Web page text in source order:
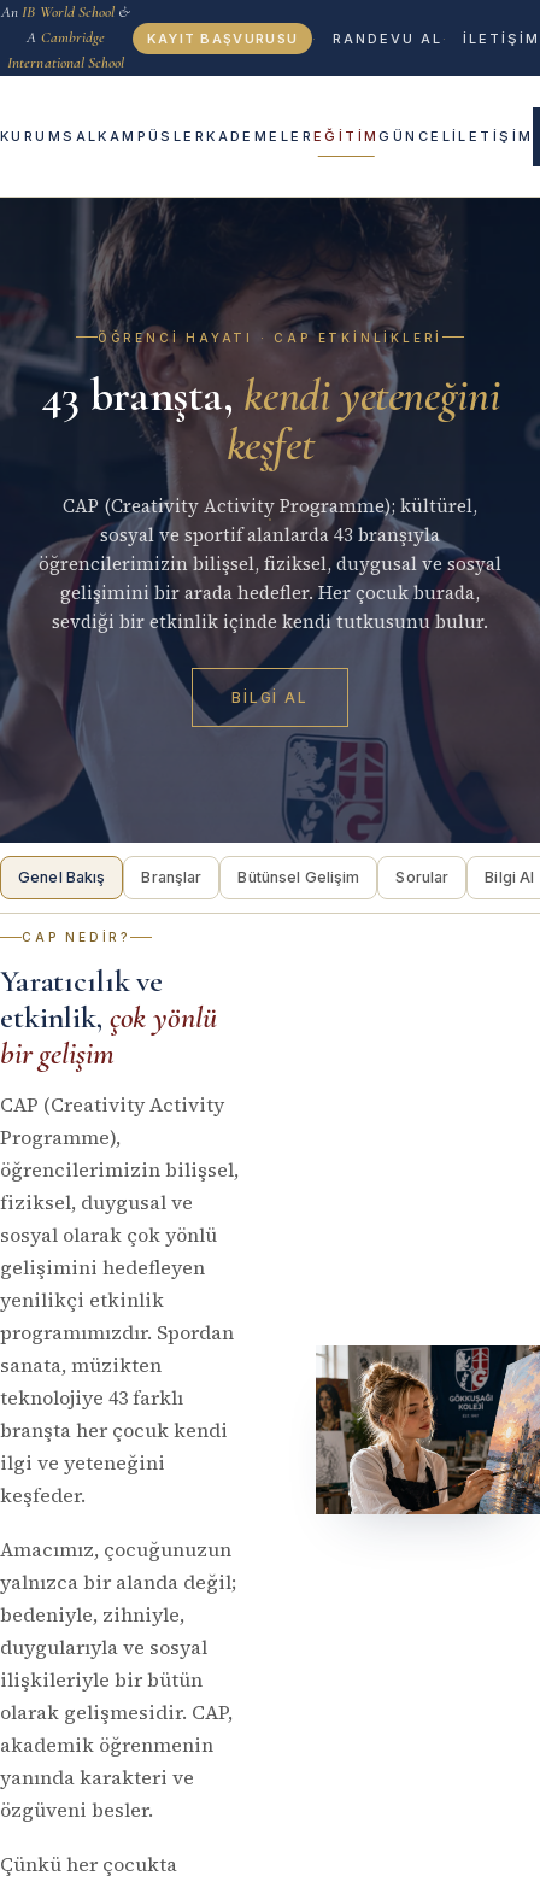
An IB World School &
A Cambridge
International School
KAYIT BAŞVURUSU RANDEVU AL İLETİŞİM
KURUMSALKAMPÜSLERKADEMELER EĞİTİMGÜNCELİLETİŞİM
ÖĞRENCI HAYATI · CAP ETKINLIKLERI
43 branşta, kendi yeteneğini
keşfet
CAP (Creativity Activity Programme); kültürel,
sosyal ve sportif alanlarda 43 branşıyla
öğrencilerimizin bilişsel, fiziksel, duygusal ve sosyal
gelişimini bir arada hedefler. Her çocuk burada,
sevdiği bir etkinlik içinde kendi tutkusunu bulur.
BILGI AL
Genel Bakış Branşlar Bütünsel Gelişim Sorular Bilgi Al
CAP NEDIR?
Yaratıcılık ve
etkinlik, çok yönlü
bir gelişim
CAP (Creativity Activity
Programme),
öğrencilerimizin bilişsel,
fiziksel, duygusal ve
sosyal olarak çok yönlü
gelişimini hedefleyen
yenilikçi etkinlik
programımızdır. Spordan
sanata, müzikten
teknolojiye 43 farklı
branşta her çocuk kendi
ilgi ve yeteneğini
keşfeder.
Amacımız, çocuğunuzun
yalnızca bir alanda değil;
bedeniyle, zihniyle,
duygularıyla ve sosyal
ilişkileriyle bir bütün
olarak gelişmesidir. CAP,
akademik öğrenmenin
yanında karakteri ve
özgüveni besler.
Çünkü her çocukta